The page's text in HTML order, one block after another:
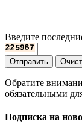
Введите
Обратите
обязательными
Подписка на